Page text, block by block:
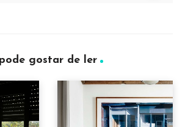
gostar de ler